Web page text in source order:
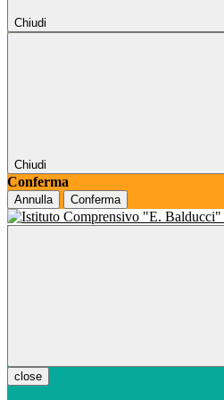
Chiudi
Chiudi
Conferma
Annulla Conferma
close